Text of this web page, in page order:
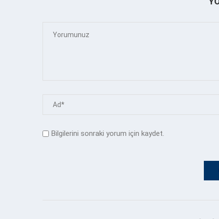
Bilgilerini sonraki yorum için kaydet.